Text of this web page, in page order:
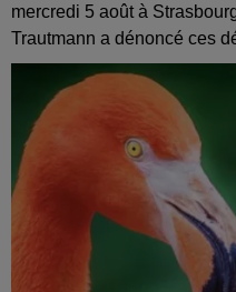
mercredi 5 août à
Trautmann a dénoncé ces